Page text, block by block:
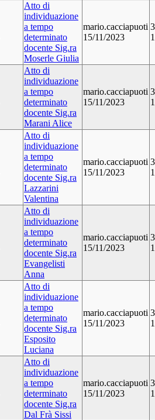
Atto di
individuazione
a tempo
determinato
docente Sig.ra
Moserle Giulia
mario.cacciapuoti
15/11/2023
Atto di
individuazione
a tempo
determinato
docente Sig.ra
Marani Alice
mario.cacciapuoti
15/11/2023
Atto di
individuazione
a tempo
determinato
docente Sig.ra
Lazzarini
Valentina
mario.cacciapuoti
15/11/2023
Atto di
individuazione
a tempo
determinato
docente Sig.ra
Evangelisti
Anna
mario.cacciapuoti
15/11/2023
Atto di
individuazione
a tempo
determinato
docente Sig.ra
Esposito
Luciana
mario.cacciapuoti
15/11/2023
Atto di
individuazione
a tempo
determinato
docente Sig.ra
Dal Frà Sissi
mario.cacciapuoti
15/11/2023